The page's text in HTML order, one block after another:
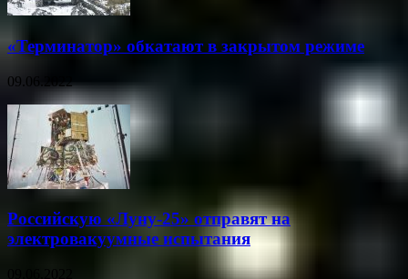
«Терминатор» обкатают в закрытом режиме
09.06.2022
Российскую «Луну-25» отправят на
электровакуумные испытания